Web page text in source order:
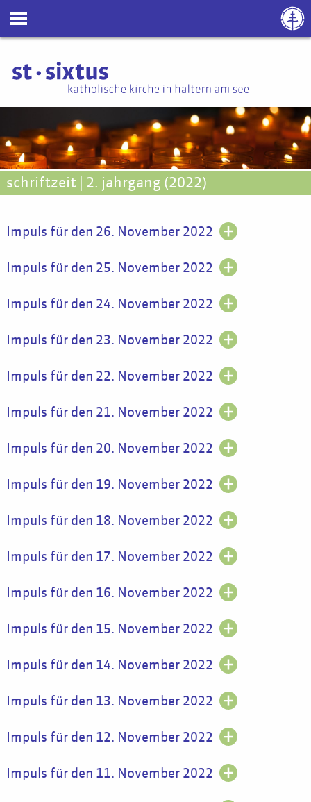
schriftzeit | 2. jahrgang (2022)
Impuls für den 26. November 2022
Impuls für den 25. November 2022
Impuls für den 24. November 2022
Impuls für den 23. November 2022
Impuls für den 22. November 2022
Impuls für den 21. November 2022
Impuls für den 20. November 2022
Impuls für den 19. November 2022
Impuls für den 18. November 2022
Impuls für den 17. November 2022
Impuls für den 16. November 2022
Impuls für den 15. November 2022
Impuls für den 14. November 2022
Impuls für den 13. November 2022
Impuls für den 12. November 2022
Impuls für den 11. November 2022